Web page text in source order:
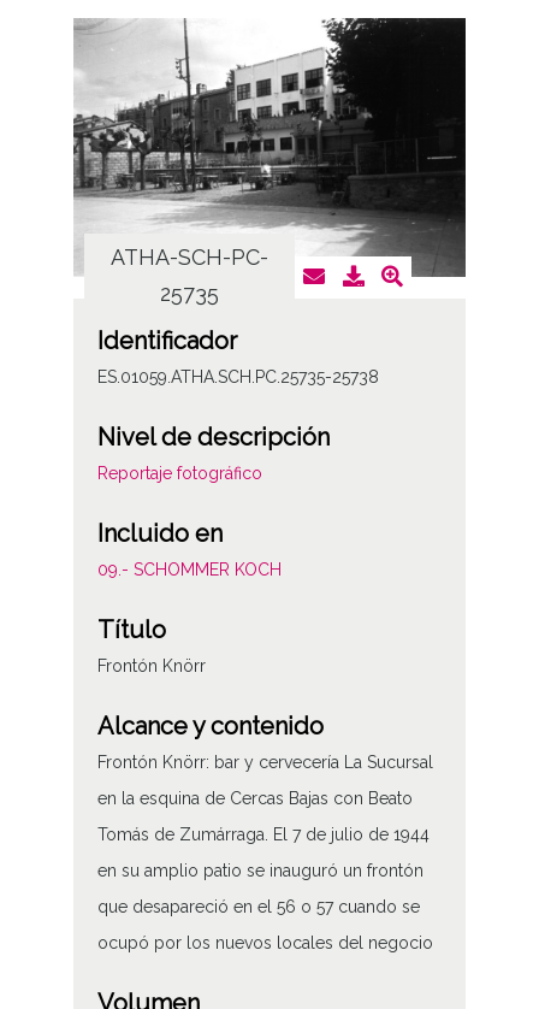
ATHA-SCH-PC-
25735
Identificador
ES.01059.ATHA.SCH.PC.25735-25738
Nivel de descripción
Reportaje fotográfico
Incluido en
09.- SCHOMMER KOCH
Título
Frontón Knörr
Alcance y contenido
Frontón Knörr: bar y cervecería La Sucursal
en la esquina de Cercas Bajas con Beato
Tomás de Zumárraga. El 7 de julio de 1944
en su amplio patio se inauguró un frontón
que desapareció en el 56 o 57 cuando se
ocupó por los nuevos locales del negocio
Volumen